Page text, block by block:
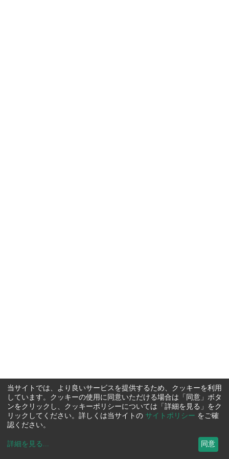
当サイトでは、より良いサービスを提供するため、クッキーを利用
しています。クッキーの使用に同意いただける場合は「同意」ボタ
ンをクリックし、クッキーポリシーについては「詳細を見る」をク
リックしてください。詳しくは当サイトの サイトポリシー をご確
認ください。
詳細を見る ... 同意